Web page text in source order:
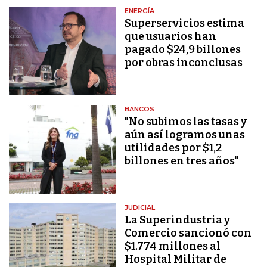
ENERGÍA
Superservicios estima
que usuarios han
pagado $24,9 billones
por obras inconclusas
BANCOS
"No subimos las tasas y
aún así logramos unas
utilidades por $1,2
billones en tres años"
JUDICIAL
La Superindustria y
Comercio sancionó con
$1.774 millones al
Hospital Militar de